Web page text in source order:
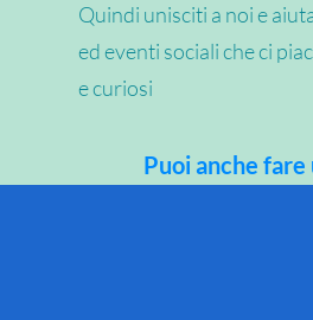
Quindi unisciti a noi e
ed eventi sociali che ci
e curiosi
Puoi anche fare